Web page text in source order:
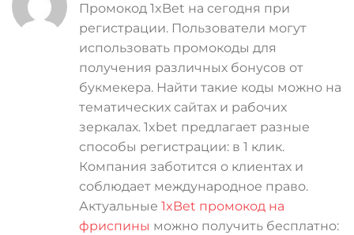
Промокод 1xBet на сегодня при
регистрации. Пользователи могут
использовать промокоды для
получения различных бонусов от
букмекера. Найти такие коды можно на
тематических сайтах и рабочих
зеркалах. 1xbet предлагает разные
способы регистрации: в 1 клик.
Компания заботится о клиентах и
соблюдает международное право.
Актуальные 1xBet промокод на
фриспины можно получить бесплатно: